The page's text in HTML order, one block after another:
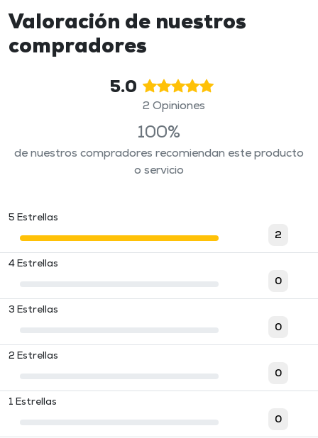
Valoración de nuestros
compradores
5.0
2 Opiniones
100%
de nuestros compradores recomiendan este producto
o servicio
5 Estrellas
2
4 Estrellas
0
3 Estrellas
0
2 Estrellas
0
1 Estrellas
0